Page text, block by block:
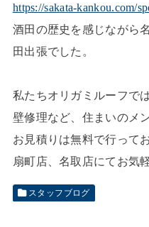
https://sakata-kankou.com/
酒田の歴史を感じながら
田出張でした。
私たちオリガミルーフで
壁修理など、住まいのメ
お見積りは無料で行って
扇町店、名取店にてお気
スタッフブログ